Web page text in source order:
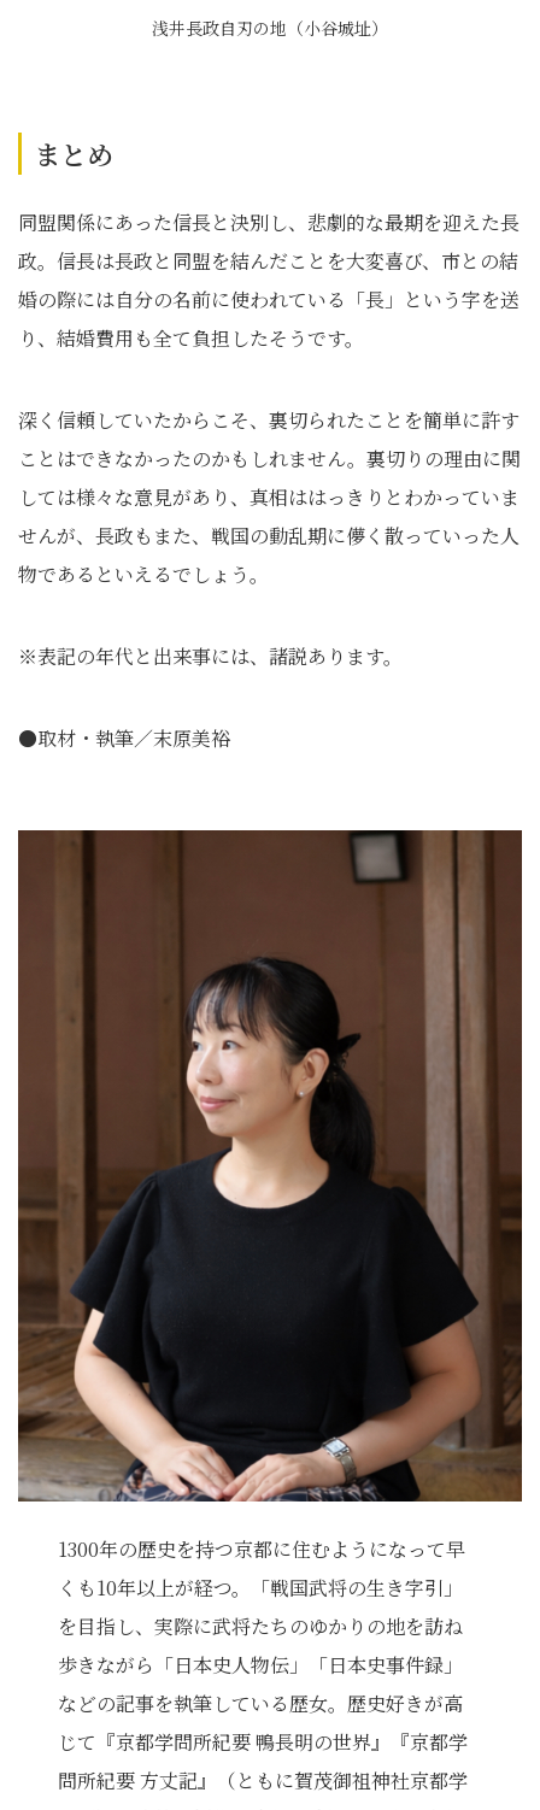
浅井長政自刃の地（小谷城址）
まとめ
同盟関係にあった信長と決別し、悲劇的な最期を迎えた長
政。信長は長政と同盟を結んだことを大変喜び、市との結
婚の際には自分の名前に使われている「長」という字を送
り、結婚費用も全て負担したそうです。
深く信頼していたからこそ、裏切られたことを簡単に許す
ことはできなかったのかもしれません。裏切りの理由に関
しては様々な意見があり、真相ははっきりとわかっていま
せんが、長政もまた、戦国の動乱期に儚く散っていった人
物であるといえるでしょう。
※表記の年代と出来事には、諸説あります。
●取材・執筆／末原美裕
1300年の歴史を持つ京都に住むようになって早
くも10年以上が経つ。「戦国武将の生き字引」
を目指し、実際に武将たちのゆかりの地を訪ね
歩きながら「日本史人物伝」「日本史事件録」
などの記事を執筆している歴女。歴史好きが高
じて『京都学問所紀要 鴨長明の世界』『京都学
問所紀要 方丈記』（ともに賀茂御祖神社京都学